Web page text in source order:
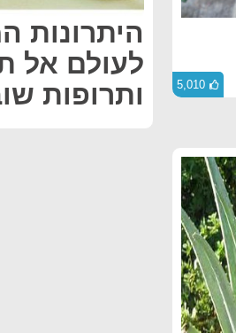
5,010
היתרונות
לעולם אל
ותרופות